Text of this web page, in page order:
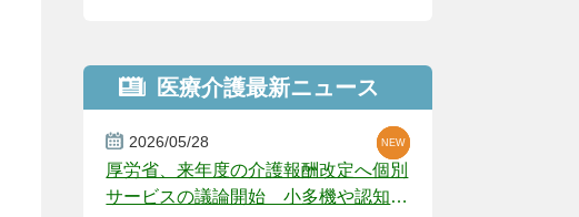
医療介護最新ニュース
2026/05/28
厚労省、来年度の介護報酬改定へ個別
サービスの議論開始 小多機や認知症
NEW
NEW
NEW